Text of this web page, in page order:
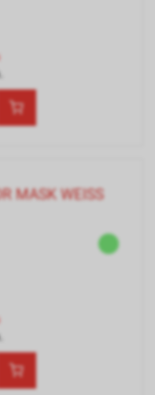
MASK WEISS